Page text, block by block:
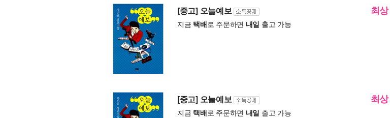
[중고] 오늘예보
지금 택배로 주문하면 내일 출고 가능
최상
[중고] 오늘예보
지금 택배로 주문하면 내일 출고 가능
최상